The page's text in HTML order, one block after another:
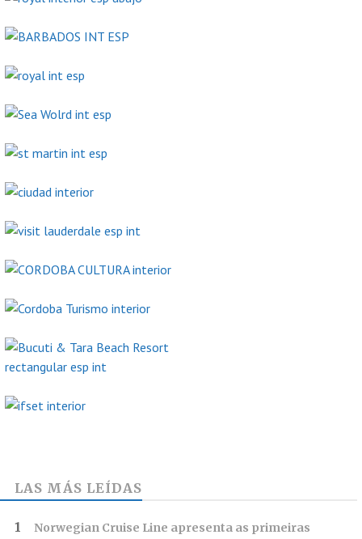
LAS MÁS LEÍDAS
Norwegian Cruise Line apresenta as primeiras